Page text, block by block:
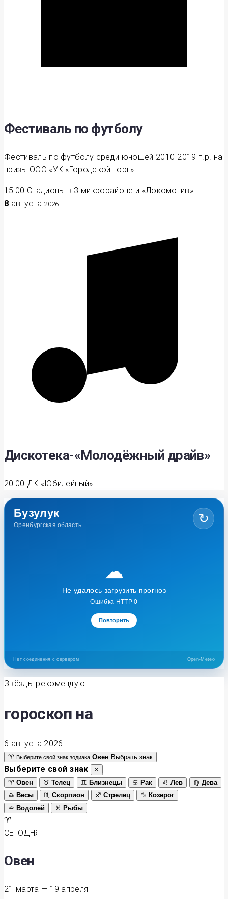
Фестиваль по футболу
Фестиваль по футболу среди юношей 2010-2019 г.р. на
призы ООО «УК «Городской торг»
15:00 Стадионы в 3 микрорайоне и «Локомотив»
8 августа 2026
Дискотека-«Молодёжный драйв»
20:00 ДК «Юбилейный»
Бузулук
Оренбургская область ↻
☁
Не удалось загрузить прогноз
Ошибка HTTP 0
Повторить
Нет соединения с сервером Open-Meteo
Звёзды рекомендуют
гороскоп на
6 августа 2026
♈ Выберите свой знак зодиака Овен Выбрать знак
Выберите свой знак
×
♈ Овен ♉ Телец ♊ Близнецы ♋ Рак ♌ Лев ♍ Дева
♎ Весы ♏ Скорпион ♐ Стрелец ♑ Козерог
♒ Водолей ♓ Рыбы
♈
СЕГОДНЯ
Овен
21 марта — 19 апреля